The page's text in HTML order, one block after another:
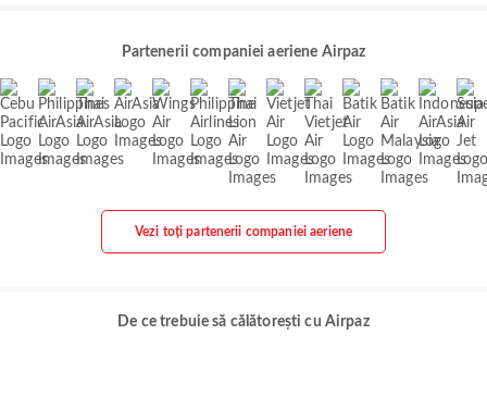
Partenerii companiei aeriene Airpaz
Vezi toți partenerii companiei aeriene
De ce trebuie să călătorești cu Airpaz